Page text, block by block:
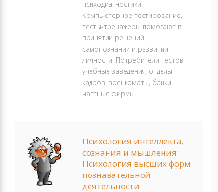
психодиагностики.
Компьютерное тестирование,
тесты-тренажеры помогают в
принятии решений,
самопознании и развитии
личности. Потребители тестов —
учебные заведения, отделы
кадров, военкоматы, банки,
частные фирмы.
Психология интеллекта,
сознания и мышления:
Психология высших форм
познавательной
деятельности